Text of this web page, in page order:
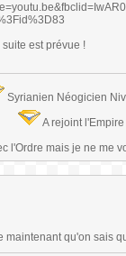
est prévue !
Syrianien Néogicien
A rejoint l'Empire
l'Ordre mais je ne me
qu'on sais